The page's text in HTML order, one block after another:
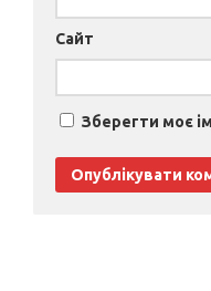
Сайт
Зберегти моє